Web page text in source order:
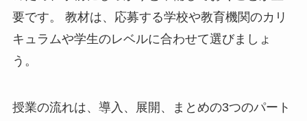
要です。 教材は、応募する学校や教育機関のカリ
キュラムや学生のレベルに合わせて選びましょ
う。
授業の流れは、導入、展開、まとめの3つのパート